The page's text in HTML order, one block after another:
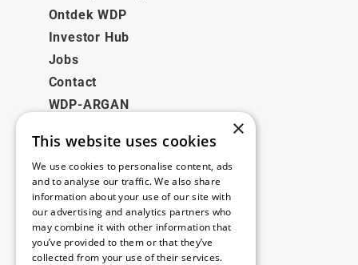
Ontdek WDP
Investor Hub
Jobs
Contact
WDP-ARGAN
Juridisch
Disclaimer
Privacybeleid
Cookie Policy
×
This website uses cookies
We use cookies to personalise content, ads
and to analyse our traffic. We also share
information about your use of our site with
our advertising and analytics partners who
may combine it with other information that
you’ve provided to them or that they’ve
collected from your use of their services.